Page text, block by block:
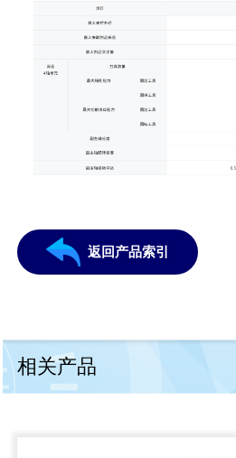
返回产品索引
相关产品